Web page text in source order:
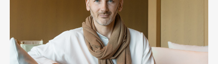
Pen Membership
Official Columnist
About
Contact